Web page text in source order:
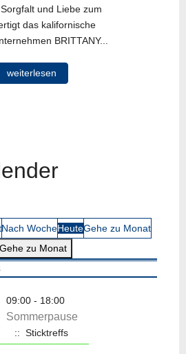
und Liebe zum
das kalifornische
BRITTANY...
weiterlesen
Nach WocheHeuteGehe zu Monat
Gehe zu Monat
09:00 - 18:00
Sommerpause
:: Sticktreffs